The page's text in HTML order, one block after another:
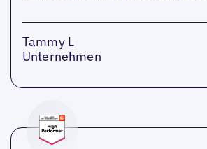
Tammy L
Unternehmen